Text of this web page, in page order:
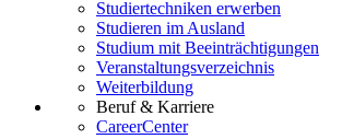
Studiertechniken erwerben
Studieren im Ausland
Studium mit Beeinträchtigungen
Veranstaltungsverzeichnis
Weiterbildung
Beruf & Karriere
CareerCenter